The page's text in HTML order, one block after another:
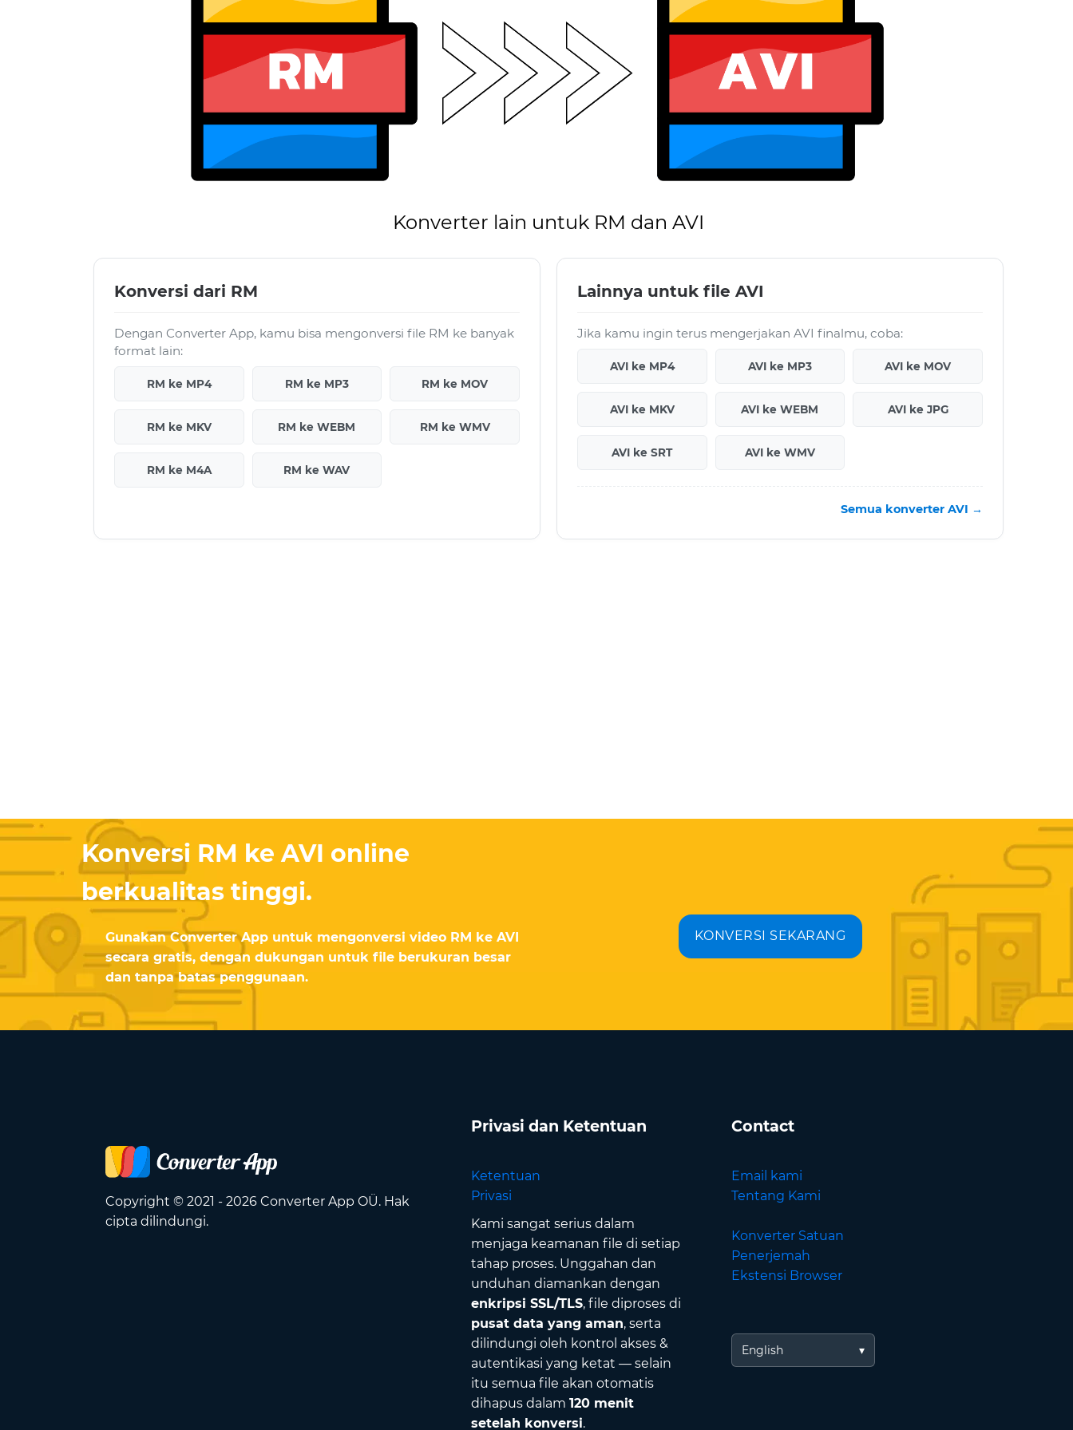
Konverter lain untuk RM dan AVI
Konversi dari RM
Dengan Converter App, kamu bisa mengonversi file RM ke banyak
format lain:
RM ke MP4 RM ke MP3 RM ke MOV
RM ke MKV RM ke WEBM RM ke WMV
RM ke M4A RM ke WAV
Lainnya untuk file AVI
Jika kamu ingin terus mengerjakan AVI finalmu, coba:
AVI ke MP4 AVI ke MP3 AVI ke MOV
AVI ke MKV AVI ke WEBM AVI ke JPG
AVI ke SRT AVI ke WMV
Semua konverter AVI →
Konversi RM ke AVI online
berkualitas tinggi.
Gunakan Converter App untuk mengonversi video RM ke AVI
secara gratis, dengan dukungan untuk file berukuran besar
dan tanpa batas penggunaan.
KONVERSI SEKARANG
Copyright © 2021 - 2026 Converter App OÜ. Hak
cipta dilindungi.
Privasi dan Ketentuan
Ketentuan
Privasi
Kami sangat serius dalam
menjaga keamanan file di setiap
tahap proses. Unggahan dan
unduhan diamankan dengan
enkripsi SSL/TLS, file diproses di
pusat data yang aman, serta
dilindungi oleh kontrol akses &
autentikasi yang ketat — selain
itu semua file akan otomatis
dihapus dalam 120 menit
setelah konversi.
Contact
Email kami
Tentang Kami
Konverter Satuan
Penerjemah
Ekstensi Browser
English